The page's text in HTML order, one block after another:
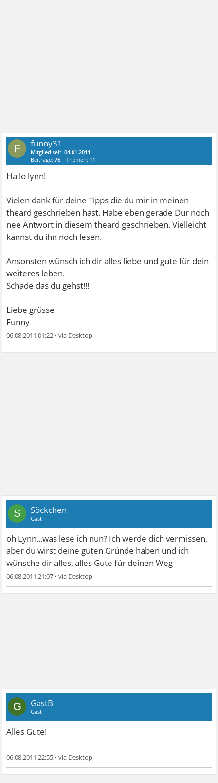
F funny31
Mitglied seit:04.01.2011
Beiträge:76 Themen: 11
Hallo lynn!
Vielen dank für deine Tipps die du mir in meinen
theard geschrieben hast. Habe eben gerade Dur noch
nee Antwort in diesem theard geschrieben. Vielleicht
kannst du ihn noch lesen.
Ansonsten wünsch ich dir alles liebe und gute für dein
weiteres leben.
Schade das du gehst!!!
Liebe grüsse
Funny
06.08.2011 01:22 •
S Söckchen
Gast
oh Lynn...was lese ich nun? Ich werde dich vermissen,
aber du wirst deine guten Gründe haben und ich
wünsche dir alles, alles Gute für deinen Weg
06.08.2011 21:07 •
G GastB
Gast
Alles Gute!
06.08.2011 22:55 •